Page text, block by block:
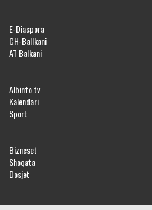
E-Diaspora
CH-Ballkani
AT Balkani
Albinfo.tv
Kalendari
Sport
Bizneset
Shoqata
Dosjet